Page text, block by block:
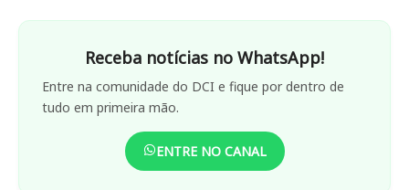
Receba notícias no WhatsApp!
Entre na comunidade do DCI e fique por dentro de
tudo em primeira mão.
ENTRE NO CANAL